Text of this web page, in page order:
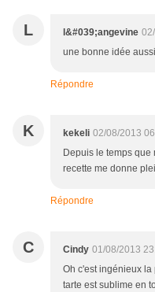
L l&#039;angevine
une bonne idée aussi
Répondre
K kekeli 02/08/2013
Depuis le temps
recette me donne
Répondre
C Cindy 01/08/2013
Oh c'est ingénieux la
tarte est sublime en